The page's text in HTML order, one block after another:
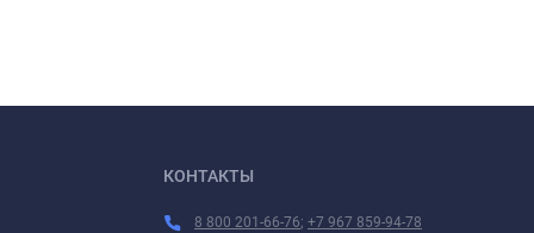
КОНТАКТЫ
8 800 201-66-76; +7 967 859-94-78